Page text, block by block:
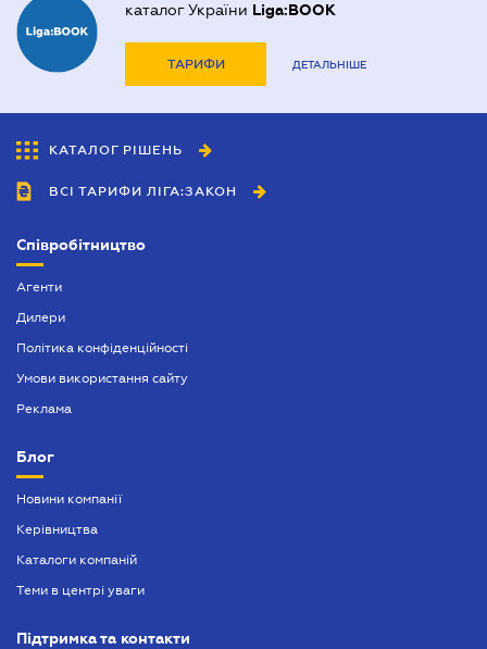
каталог України Liga:BOOK
ТАРИФИ ДЕТАЛЬНІШЕ
КАТАЛОГ РІШЕНЬ
ВСІ ТАРИФИ ЛІГА:ЗАКОН
Співробітництво
Агенти
Дилери
Політика конфіденційності
Умови використання сайту
Реклама
Блог
Новини компанії
Керівництва
Каталоги компаній
Теми в центрі уваги
Підтримка та контакти